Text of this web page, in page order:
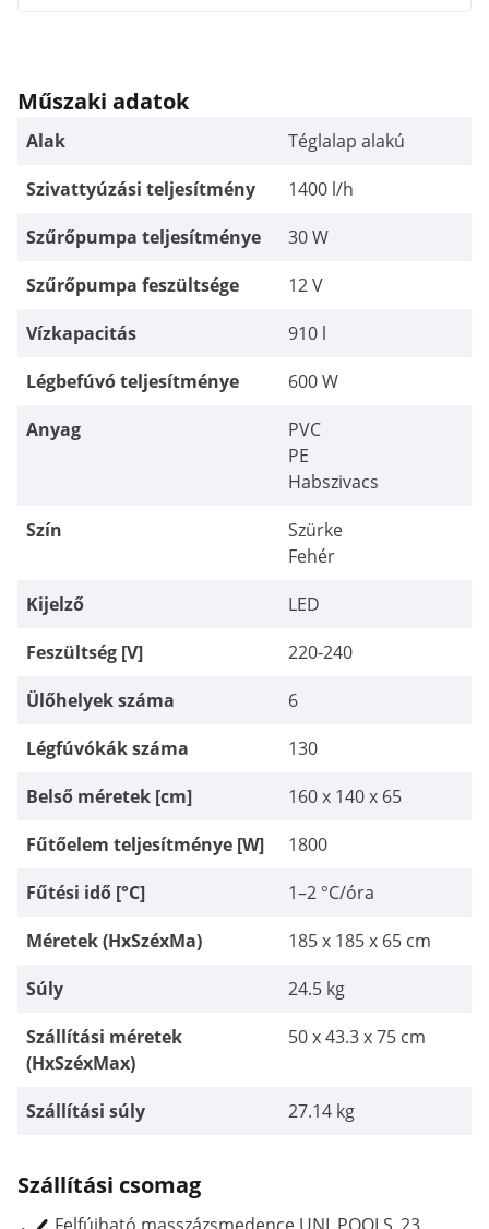
Műszaki adatok
Alak
Téglalap alakú
Szivattyúzási teljesítmény
1400 l/h
Szűrőpumpa teljesítménye
30 W
Szűrőpumpa feszültsége
12 V
Vízkapacitás
910 l
Légbefúvó teljesítménye
600 W
Anyag
PVC
PE
Habszivacs
Szín
Szürke
Fehér
Kijelző
LED
Feszültség [V]
220-240
Ülőhelyek száma
6
Légfúvókák száma
130
Belső méretek [cm]
160 x 140 x 65
Fűtőelem teljesítménye [W]
1800
Fűtési idő [°C]
1–2 °C/óra
Méretek (HxSzéxMa)
185 x 185 x 65 cm
Súly
24.5 kg
Szállítási méretek
(HxSzéxMax)
50 x 43.3 x 75 cm
Szállítási súly 27.14 kg
Szállítási csomag